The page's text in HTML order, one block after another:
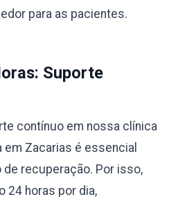
para as pacientes.
Suporte
contínuo em nossa clínica
Zacarias é essencial
recuperação. Por isso,
24 horas por dia,